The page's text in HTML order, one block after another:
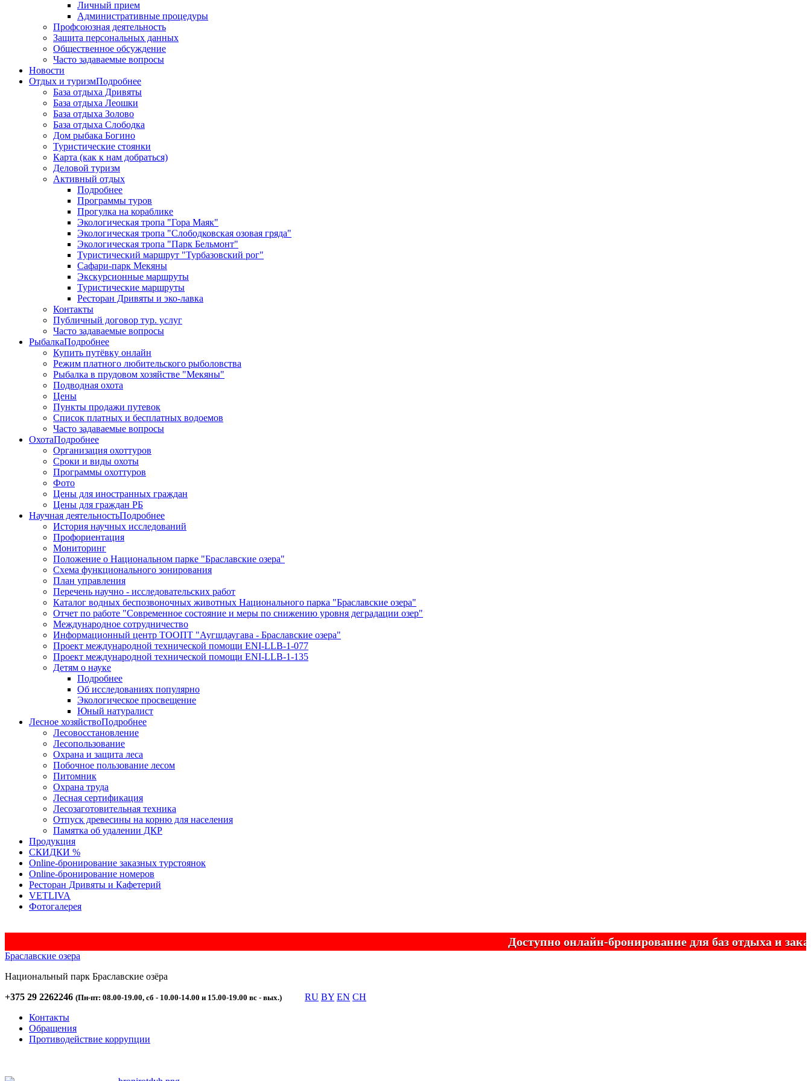
Личный прием
Административные процедуры
Профсоюзная деятельность
Защита персональных данных
Общественное обсуждение
Часто задаваемые вопросы
Новости
Отдых и туризмПодробнее
База отдыха Дривяты
База отдыха Леошки
База отдыха Золово
База отдыха Слободка
Дом рыбака Богино
Туристические стоянки
Карта (как к нам добраться)
Деловой туризм
Активный отдых
Подробнее
Программы туров
Прогулка на кораблике
Экологическая тропа "Гора Маяк"
Экологическая тропа "Слободковская озовая гряда"
Экологическая тропа "Парк Бельмонт"
Туристический маршрут "Турбазовский рог"
Сафари-парк Мекяны
Экскурсионные маршруты
Туристические маршруты
Ресторан Дривяты и эко-лавка
Контакты
Публичный договор тур. услуг
Часто задаваемые вопросы
РыбалкаПодробнее
Купить путёвку онлайн
Режим платного любительского рыболовства
Рыбалка в прудовом хозяйстве "Мекяны"
Подводная охота
Цены
Пункты продажи путевок
Список платных и бесплатных водоемов
Часто задаваемые вопросы
ОхотаПодробнее
Организация охоттуров
Сроки и виды охоты
Программы охоттуров
Фото
Цены для иностранных граждан
Цены для граждан РБ
Научная деятельностьПодробнее
История научных исследований
Профориентация
Мониторинг
Положение о Национальном парке "Браславские озера"
Схема функционального зонирования
План управления
Перечень научно - исследовательских работ
Каталог водных беспозвоночных животных Национального парка "Браславские озера"
Отчет по работе "Современное состояние и меры по снижению уровня деградации озер"
Международное сотрудничество
Информационный центр ТООПТ "Аугшдаугава - Браславские озера"
Проект международной технической помощи ENI-LLB-1-077
Проект международной технической помощи ENI-LLB-1-135
Детям о науке
Подробнее
Об исследованиях популярно
Экологическое просвещение
Юный натуралист
Лесное хозяйствоПодробнее
Лесовосстановление
Лесопользование
Охрана и защита леса
Побочное пользование лесом
Питомник
Охрана труда
Лесная сертификация
Лесозаготовительная техника
Отпуск древесины на корню для населения
Памятка об удалении ДКР
Продукция
СКИДКИ %
Оnline-бронирование заказных турстоянок
Оnline-бронирование номеров
Ресторан Дривяты и Кафетерий
VETLIVA
Фотогалерея
Доступно онлайн-бронирование для баз отдыха и
Браславские озера
Национальный парк Браславские озёра
+375 29 2262246 (Пн-пт: 08.00-19.00, сб - 10.00-14.00 и 15.00-19.00 вс - вых.) RU BY EN CH
Контакты
Обращения
Противодействие коррупции